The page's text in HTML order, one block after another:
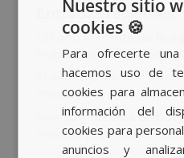
Entradas recientes
Un año al frente de la
Publicista a Ana
El asalto a TikTok:
mensaje
Nos sumamos a Bob
medios para la nueva
Nuestro sitio
cookies 🍪
Para ofrecerte
hacemos uso de
cookies para
información del
cookies para
anuncios y